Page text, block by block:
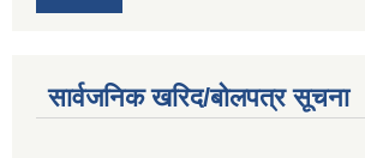
सार्वजनिक खरिद/बोलपत्र सूचना